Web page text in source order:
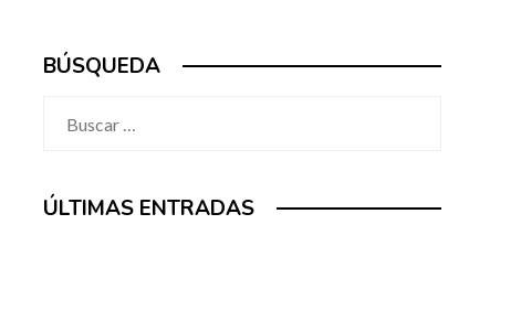
BÚSQUEDA
ÚLTIMAS ENTRADAS